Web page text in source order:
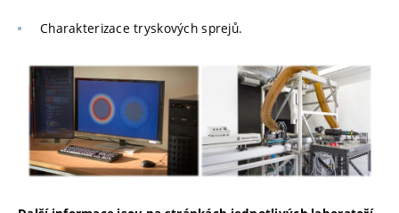
Charakterizace tryskových sprejů.